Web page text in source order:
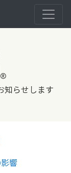
知らせします
響